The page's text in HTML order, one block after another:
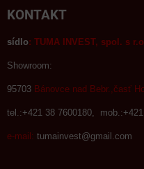
KONTAKT
sídlo: TUMA INVEST, spol. s
Showroom:
95703 Bánovce nad Bebr.,časť
tel.:+421 38 7600180,
e-mail: tumainvest@gmail.com